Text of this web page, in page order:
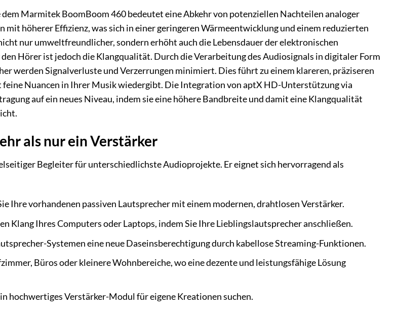
Marmitek BoomBoom 460 bedeutet eine Abkehr von potenziellen Nachteilen analoger
mit höherer Effizienz, was sich in einer geringeren Wärmeentwicklung und einem reduzierten
nur umweltfreundlicher, sondern erhöht auch die Lebensdauer der elektronischen
Hörer ist jedoch die Klangqualität. Durch die Verarbeitung des Audiosignals in digitaler Form
werden Signalverluste und Verzerrungen minimiert. Dies führt zu einem klareren, präziseren
feine Nuancen in Ihrer Musik wiedergibt. Die Integration von aptX HD-Unterstützung via
auf ein neues Niveau, indem sie eine höhere Bandbreite und damit eine Klangqualität
als nur ein Verstärker
Begleiter für unterschiedlichste Audioprojekte. Er eignet sich hervorragend als
Ihre vorhandenen passiven Lautsprecher mit einem modernen, drahtlosen Verstärker.
Klang Ihres Computers oder Laptops, indem Sie Ihre Lieblingslautsprecher anschließen.
Systemen eine neue Daseinsberechtigung durch kabellose Streaming-Funktionen.
Büros oder kleinere Wohnbereiche, wo eine dezente und leistungsfähige Lösung
hochwertiges Verstärker-Modul für eigene Kreationen suchen.